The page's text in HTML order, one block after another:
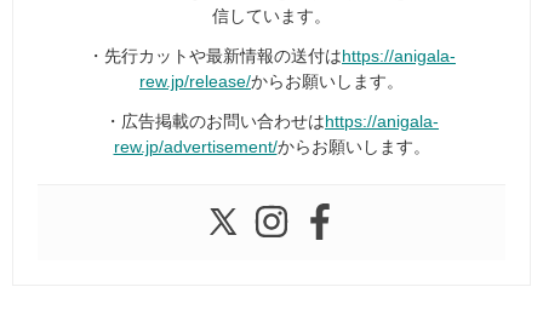
信しています。
・先行カットや最新情報の送付は https://anigala-
rew.jp/release/からお願いします。
・広告掲載のお問い合わせは https://anigala-
rew.jp/advertisement/からお願いします。